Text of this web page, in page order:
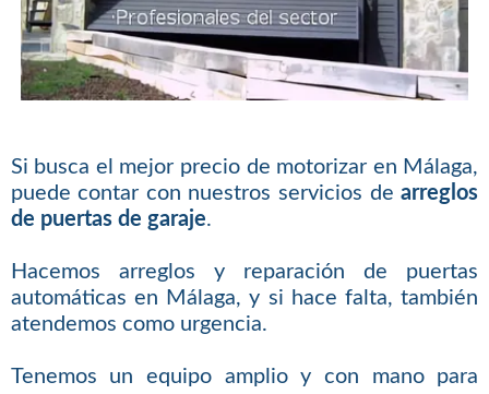
Si busca el mejor precio de motorizar en Málaga,
puede contar con nuestros servicios dearreglos
de puertas de garaje.
Hacemos arreglos y reparación de puertas
automáticas en Málaga, y si hace falta, también
atendemos como urgencia.
Tenemos un equipo amplio y con mano para